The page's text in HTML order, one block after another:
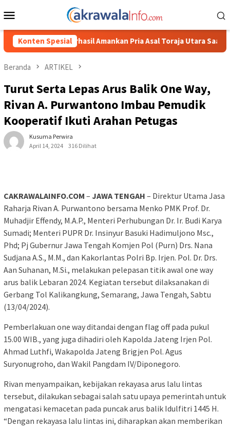
ke
Mobile
Konten Spesial
Pria Asal Toraja Utara Saat Asik Sabung Ayam
Beranda ARTIKEL
Turut Serta Lepas Arus Balik One Way,
Rivan A. Purwantono Imbau Pemudik
Kooperatif Ikuti Arahan Petugas
Kusuma Perwira
April 14, 2024
316 Dilihat
CAKRAWALAINFO.COM – JAWA TENGAH – Direktur Utama Jasa
Raharja Rivan A. Purwantono bersama Menko PMK Prof. Dr.
Muhadjir Effendy, M.A.P., Menteri Perhubungan Dr. Ir. Budi Karya
Sumadi; Menteri PUPR Dr. Insinyur Basuki Hadimuljono Msc.,
Phd; Pj Gubernur Jawa Tengah Komjen Pol (Purn) Drs. Nana
Sudjana A.S., M.M., dan Kakorlantas Polri Bp. Irjen. Pol. Dr. Drs.
Aan Suhanan, M.Si., melakukan pelepasan titik awal one way
arus balik Lebaran 2024. Kegiatan tersebut dilaksanakan di
Gerbang Tol Kalikangkung, Semarang, Jawa Tengah, Sabtu
(13/04/2024).
Pemberlakuan one way ditandai dengan flag off pada pukul
15.00 WIB., yang juga dihadiri oleh Kapolda Jateng Irjen Pol.
Ahmad Luthfi, Wakapolda Jateng Brigjen Pol. Agus
Suryonugroho, dan Wakil Pangdam IV/Diponegoro.
Rivan menyampaikan, kebijakan rekayasa arus lalu lintas
tersebut, dilakukan sebagai salah satu upaya pemerintah untuk
mengatasi kemacetan pada puncak arus balik Idulfitri 1445 H.
“Dengan rekayasa lalu lintas ini, diharapkan akan memberikan